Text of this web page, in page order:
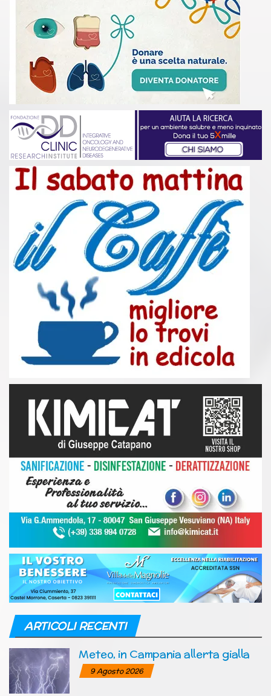
ARTICOLI RECENTI
Meteo, in Campania allerta gialla
9 Agosto 2026